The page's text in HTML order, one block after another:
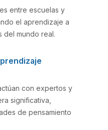
entre escuelas y
el aprendizaje a
del mundo real.
con expertos y
significativa,
de pensamiento